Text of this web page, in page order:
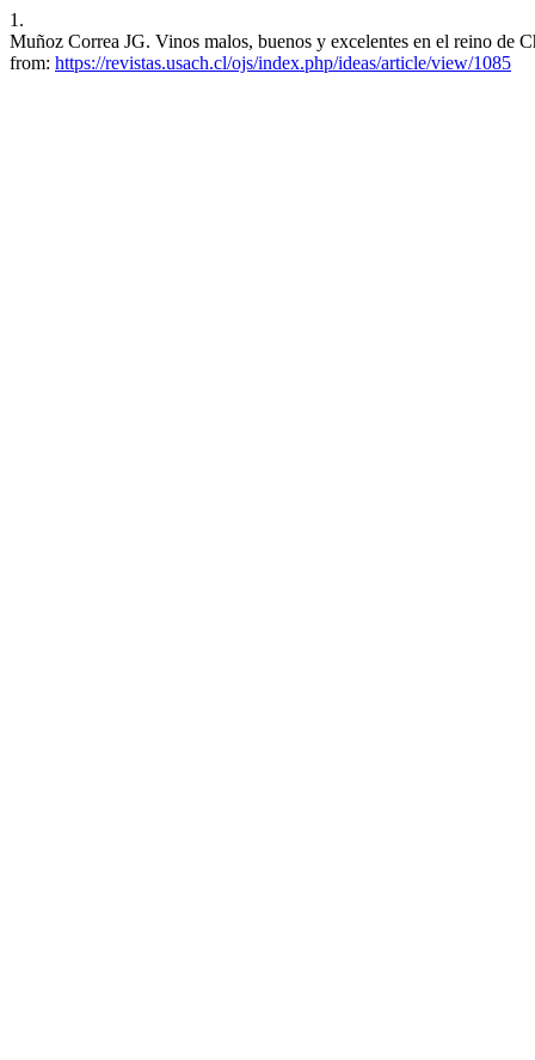
1.
Muñoz Correa JG. Vinos malos, buenos y excelentes en el reino
from: https://revistas.usach.cl/ojs/index.php/ideas/article/view/1085